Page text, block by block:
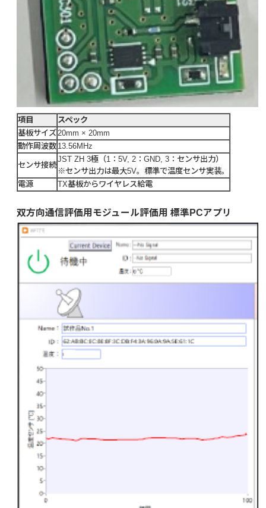
項目
スペック
基板サイズ 20mm × 20mm
動作周波数 13.56MHz
センサ接続
JST ZH 3極（1：5V, 2：GND, 3：センサ出力）
※センサ出力は最大5V。標準で温度センサ実装。
電源
TX基板からワイヤレス給電
双方向通信評価用モジュール評価用 標準PCアプリ